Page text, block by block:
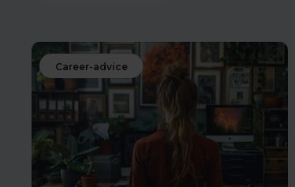
Career-advice